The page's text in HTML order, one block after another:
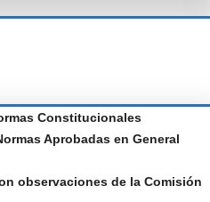
Constitucionales
Aprobadas en General
observaciones de la Comisión